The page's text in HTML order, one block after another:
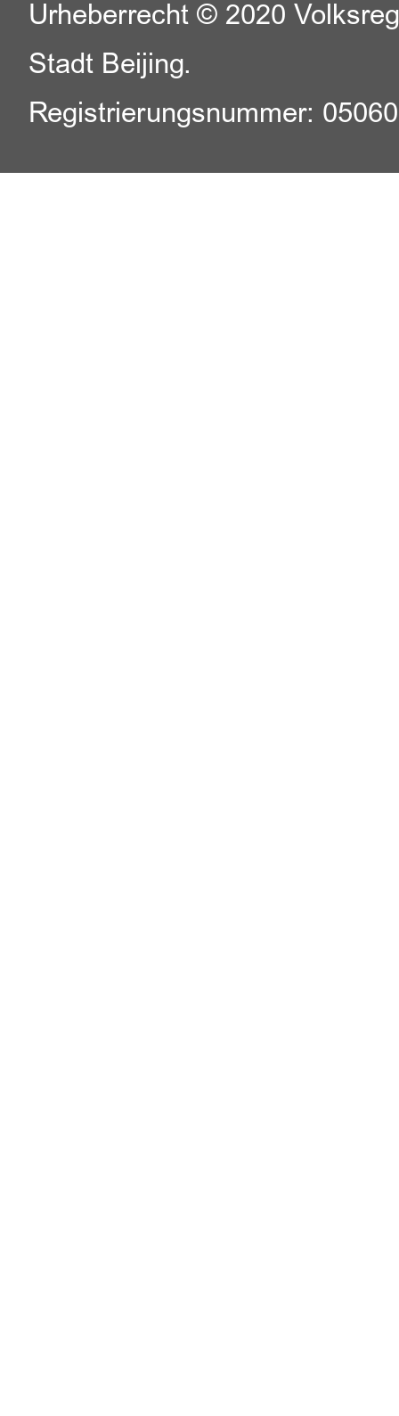
Urheberrecht © 2020
Stadt Beijing.
Registrierungsnummer: